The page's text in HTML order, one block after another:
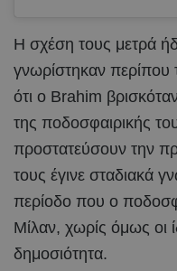
Η σχέση τους μετρά
γνωρίστηκαν περίπου
ότι ο Brahim
της ποδοσφαιρικής
προστατεύσουν την
τους έγινε σταδιακά
περίοδο που ο
Μίλαν, χωρίς όμως οι
δημοσιότητα.